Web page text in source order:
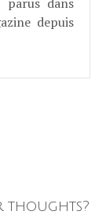
depuis
thoughts?